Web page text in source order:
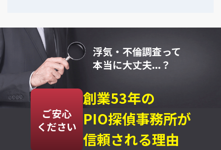
浮気・不倫調査って
本当に大丈夫...？
ご安心
ください
創業53年の
PIO探偵事務所が
信頼される理由